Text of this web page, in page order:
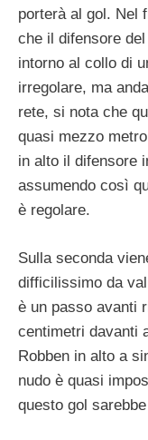
porterà al gol. Nel
che il difensore
intorno al collo di
irregolare, ma
rete, si nota che
quasi mezzo
in alto il difensore
assumendo così
è regolare.
Sulla seconda
difficilissimo da
è un passo avanti
centimetri davanti
Robben in alto a
nudo è quasi
questo gol